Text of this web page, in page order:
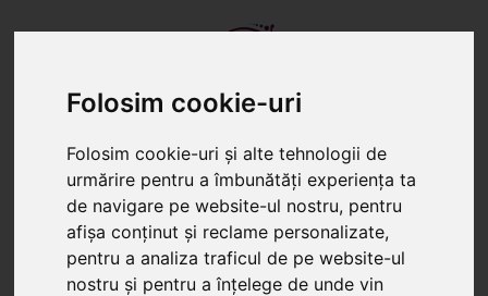
Folosim cookie-uri
Folosim cookie-uri și alte tehnologii de
urmărire pentru a îmbunătăți experiența ta
de navigare pe website-ul nostru, pentru
afișa conținut și reclame personalizate,
pentru a analiza traficul de pe website-ul
nostru și pentru a înțelege de unde vin
TORTURI PRĂJITURI CANDY BAR
Produse cu tagul "stele"